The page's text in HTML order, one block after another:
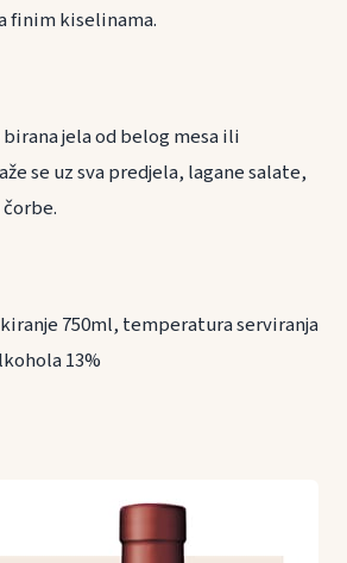
finim kiselinama.
jela od belog mesa ili
se uz sva predjela, lagane salate,
čorbe.
750ml, temperatura serviranja
13%